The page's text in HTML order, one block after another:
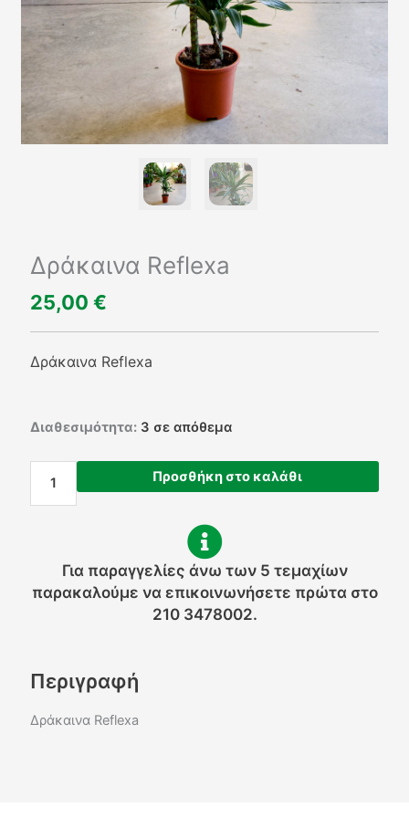
Δράκαινα Reflexa
25,00€
Δράκαινα Reflexa
Διαθεσιμότητα: 3 σε απόθεμα
Δράκαινα
Προσθήκη στο καλάθι
Για παραγγελίες άνω των 5 τεμαχίων
παρακαλούμε να επικοινωνήσετε πρώτα στο
210 3478002.
Περιγραφή
Δράκαινα Reflexa